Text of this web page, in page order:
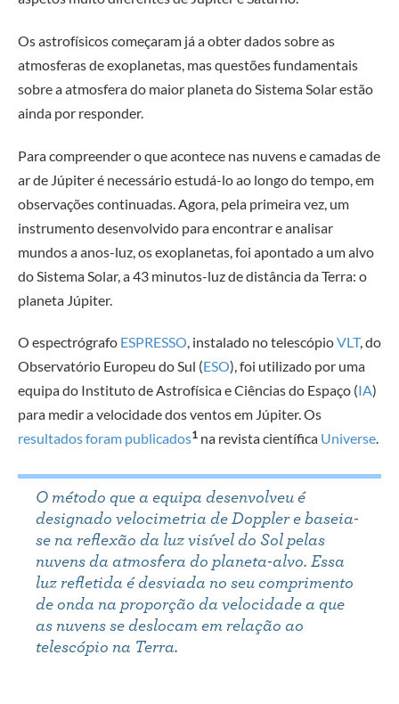
Os astrofísicos começaram já a obter dados sobre as
atmosferas de exoplanetas, mas questões fundamentais
sobre a atmosfera do maior planeta do Sistema Solar estão
ainda por responder.
Para compreender o que acontece nas nuvens e camadas de
ar de Júpiter é necessário estudá-lo ao longo do tempo, em
observações continuadas. Agora, pela primeira vez, um
instrumento desenvolvido para encontrar e analisar
mundos a anos-luz, os exoplanetas, foi apontado a um alvo
do Sistema Solar, a 43 minutos-luz de distância da Terra: o
planeta Júpiter.
O espectrógrafo ESPRESSO, instalado no telescópioVLT, do
Observatório Europeu do Sul (ESO), foi utilizado por uma
equipa do Instituto de Astrofísica e Ciências do Espaço (IA)
para medir a velocidade dos ventos em Júpiter. Os
resultados foram publicados1 na revista científica Universe.
O método que a equipa desenvolveu é
designado velocimetria de Doppler e baseia-
se na reflexão da luz visível do Sol pelas
nuvens da atmosfera do planeta-alvo. Essa
luz refletida é desviada no seu comprimento
de onda na proporção da velocidade a que
as nuvens se deslocam em relação ao
telescópio na Terra.